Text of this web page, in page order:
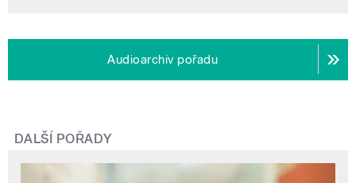
Audioarchiv pořadu
DALŠÍ POŘADY